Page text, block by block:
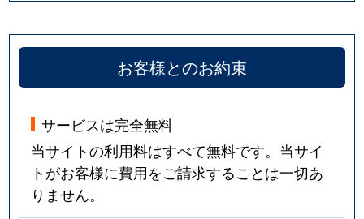
お客様とのお約束
サービスは完全無料
当サイトの利用料はすべて無料です。当サイ
トがお客様に費用をご請求することは一切あ
りません。